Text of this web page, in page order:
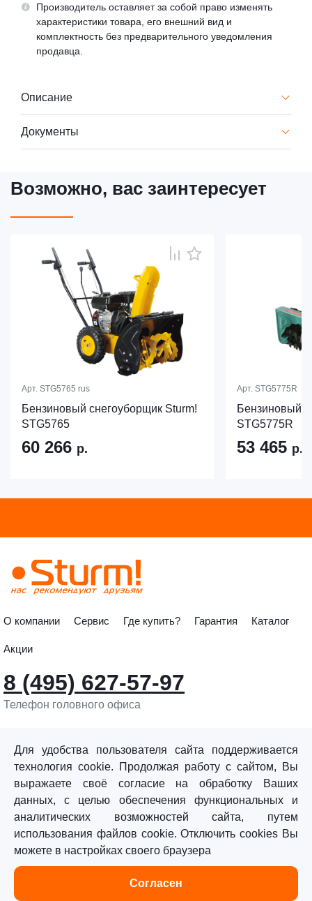
Производитель оставляет за собой право изменять
характеристики товара, его внешний вид и
комплектность без предварительного уведомления
продавца.
Описание
Документы
Возможно, вас заинтересует
Арт. STG5765 rus
Бензиновый снегоуборщик Sturm!
STG5765
60 266 р.
Арт. STG5775R
Бензиновый
STG5775R
53 465 р.
О компании Сервис Где купить? Гарантия Каталог
Акции
8 (495) 627-57-97
Телефон головного офиса
©«Sturm!» 2011–2026 ®
Все права защищены.
Политика обработки персональных данных
Для удобства пользователя сайта поддерживается
технология cookie. Продолжая работу с сайтом, Вы
выражаете своё согласие на обработку Ваших
данных, с целью обеспечения функциональных и
аналитических возможностей сайта, путем
использования файлов cookie. Отключить cookies Вы
можете в настройках своего браузера
Согласен